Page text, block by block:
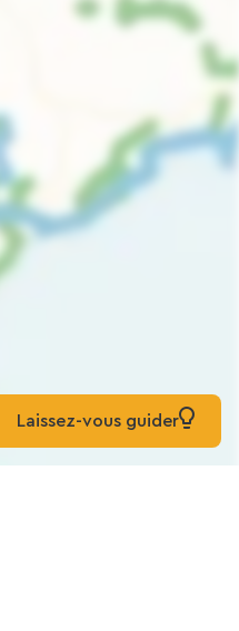
Laissez-vous guider